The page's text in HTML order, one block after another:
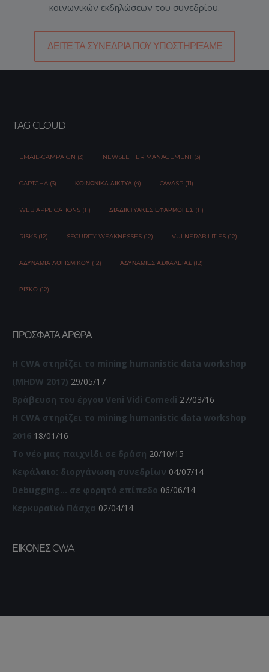
κοινωνικών εκδηλώσεων του συνεδρίου.
ΔΕΊΤΕ ΤΑ ΣΥΝΈΔΡΙΑ ΠΟΥ ΥΠΟΣΤΗΡΊΞΑΜΕ
TAG CLOUD
EMAIL-CAMPAIGN (3) NEWSLETTER MANAGEMENT (3)
CAPTCHA (3) ΚΟΙΝΩΝΙΚΆ ΔΊΚΤΥΑ (4) OWASP (11)
WEB APPLICATIONS (11) ΔΙΑΔΙΚΤΥΑΚΈΣ ΕΦΑΡΜΟΓΈΣ (11)
RISKS (12) SECURITY WEAKNESSES (12) VULNERABILITIES (12)
ΑΔΥΝΑΜΊΑ ΛΟΓΙΣΜΙΚΟΎ (12) ΑΔΥΝΑΜΊΕΣ ΑΣΦΆΛΕΙΑΣ (12)
ΡΊΣΚΟ (12)
ΠΡΌΣΦΑΤΑ ΆΡΘΡΑ
Η CWA στηρίζει το mining humanistic data workshop
(MHDW 2017) 29/05/17
Βράβευση του έργου Veni Vidi Comedi 27/03/16
Η CWA στηρίζει το mining humanistic data workshop
2016 18/01/16
Το νέο μας παιχνίδι σε δράση 20/10/15
Κεφάλαιο: διοργάνωση συνεδρίων 04/07/14
Debugging… σε φορητό επίπεδο 06/06/14
Κερκυραϊκό Πάσχα 02/04/14
ΕΙΚΌΝΕΣ CWA